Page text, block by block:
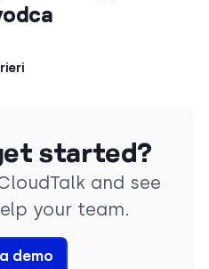
started?
and see
your team.
demo